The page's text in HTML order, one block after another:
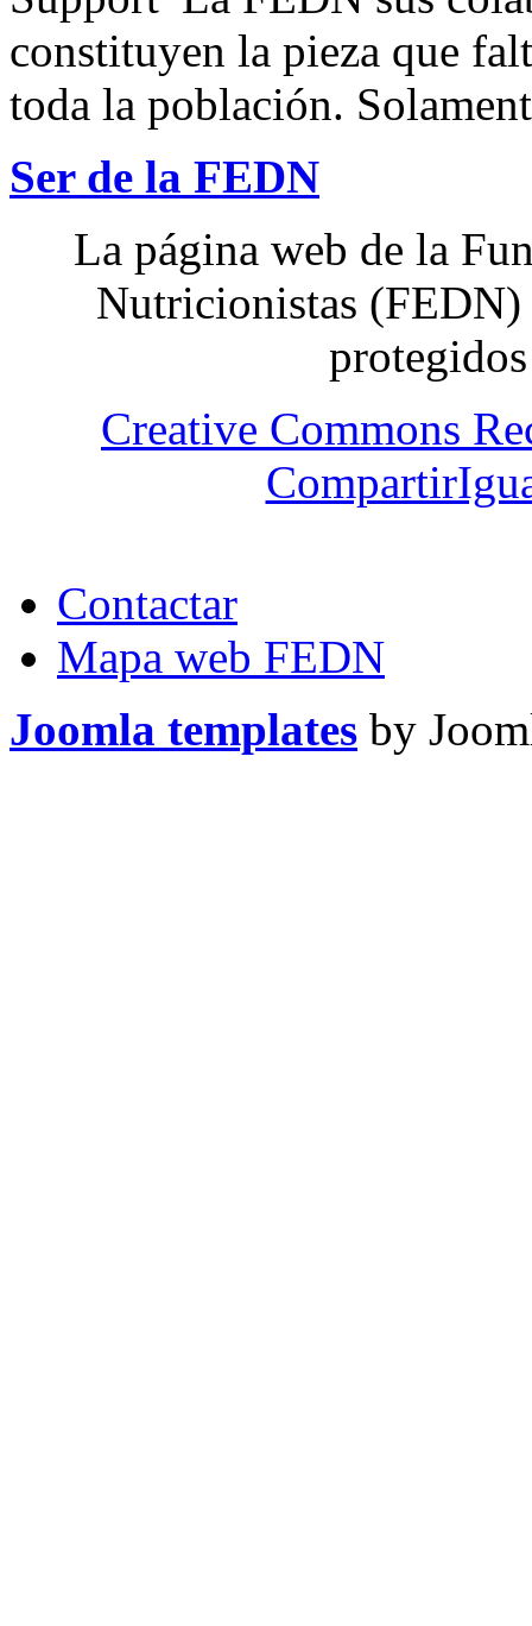
constituyen la pieza que
toda la población.
Ser de la FEDN
La página web de la
Nutricionistas (FEDN)
Creative Commons
Contactar
Mapa web FEDN
Joomla templates by